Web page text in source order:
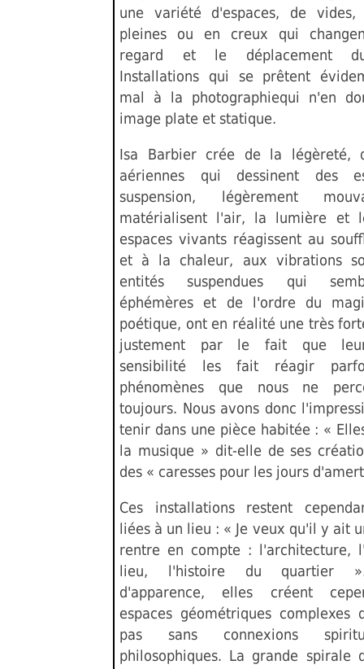
une variété d'espaces, de
pleines ou en creux qui
regard et le déplacement
Installations qui se prêtent
mal à la photographiequi n'en
image plate et statique.
Isa Barbier crée de la légèreté,
aériennes qui dessinent des
suspension, légèrement
matérialisent l'air, la lumière et
espaces vivants réagissent au
et à la chaleur, aux vibrations
entités suspendues qui
éphémères et de l'ordre du
poétique, ont en réalité une très
justement par le fait que
sensibilité les fait réagir
phénomènes que nous ne
toujours. Nous avons donc
tenir dans une pièce habitée : «
la musique » dit-elle de ses
des « caresses pour les jours
Ces installations restent
liées à un lieu : « Je veux qu'il y ait
rentre en compte : l'architecture,
lieu, l'histoire du quartier
d'apparence, elles créent
espaces géométriques complexes
pas sans connexions
philosophiques. La grande spirale